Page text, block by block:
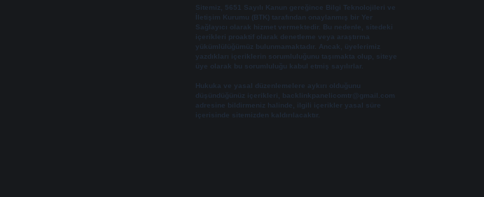
Sitemiz, 5651 Sayılı Kanun gereğince Bilgi Teknolojileri ve
İletişim Kurumu (BTK) tarafından onaylanmış bir Yer
Sağlayıcı olarak hizmet vermektedir. Bu nedenle, sitedeki
içerikleri proaktif olarak denetleme veya araştırma
yükümlülüğümüz bulunmamaktadır. Ancak, üyelerimiz
yazdıkları içeriklerin sorumluluğunu taşımakta olup, siteye
üye olarak bu sorumluluğu kabul etmiş sayılırlar.
Hukuka ve yasal düzenlemelere aykırı olduğunu
düşündüğünüz içerikleri,
backlinkpanelicomtr@gmail.com
adresine bildirmeniz halinde, ilgili içerikler yasal süre
içerisinde sitemizden kaldırılacaktır.